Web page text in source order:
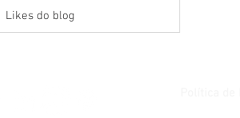
Likes do blog